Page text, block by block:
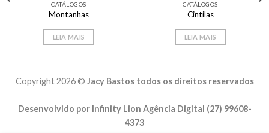
CATÁLOGOS
Montanhas
LEIA MAIS
CATÁLOGOS
Cintilas
LEIA MAIS
Copyright 2026 © Jacy Bastos todos os direitos reservados
Desenvolvido por Infinity Lion Agência Digital (27) 99608-
4373